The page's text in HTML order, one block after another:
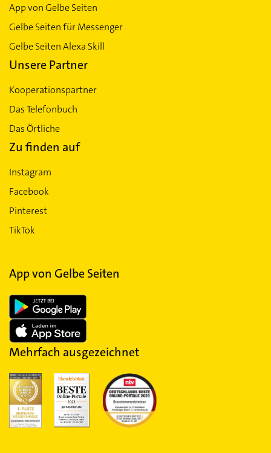
App von Gelbe Seiten
Gelbe Seiten für Messenger
Gelbe Seiten Alexa Skill
Unsere Partner
Kooperationspartner
Das Telefonbuch
Das Örtliche
Zu finden auf
Instagram
Facebook
Pinterest
TikTok
App von Gelbe Seiten
Mehrfach ausgezeichnet